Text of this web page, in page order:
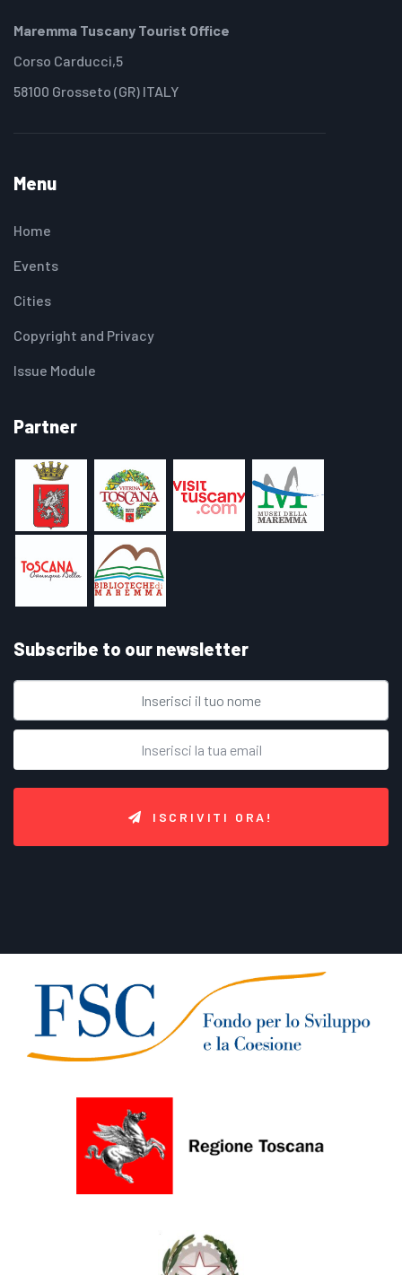
Maremma Tuscany Tourist Office
Corso Carducci,5
58100 Grosseto (GR) ITALY
Menu
Home
Events
Cities
Copyright and Privacy
Issue Module
Partner
Subscribe to our newsletter
ISCRIVITI ORA!